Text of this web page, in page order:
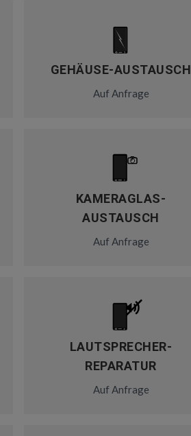
GEHÄUSE-AUSTAUSCH
Auf Anfrage
KAMERAGLAS-
AUSTAUSCH
Auf Anfrage
LAUTSPRECHER-
REPARATUR
Auf Anfrage